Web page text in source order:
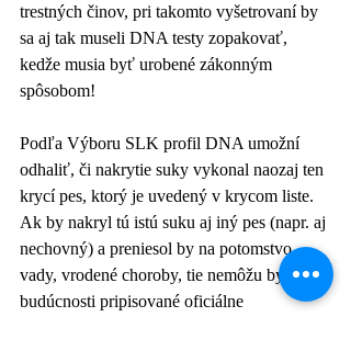
trestných činov, pri takomto vyšetrovaní by
sa aj tak museli DNA testy zopakovať,
kedže musia byť urobené zákonným
spôsobom!
Podľa Výboru SLK profil DNA umožní
odhaliť, či nakrytie suky vykonal naozaj ten
krycí pes, ktorý je uvedený v krycom liste.
Ak by nakryl tú istú suku aj iný pes (napr. aj
nechovný) a preniesol by na potomstvo
vady, vrodené choroby, tie nemôžu byť v
budúcnosti pripisované oficiálne